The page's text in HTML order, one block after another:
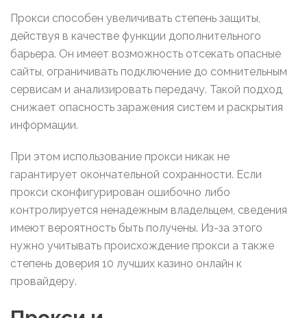
Прокси способен увеличивать степень защиты,
действуя в качестве функции дополнительного
барьера. Он имеет возможность отсекать опасные
сайты, ограничивать подключение до сомнительным
сервисам и анализировать передачу. Такой подход
снижает опасность заражения систем и раскрытия
информации.
При этом использование прокси никак не
гарантирует окончательной сохранности. Если
прокси сконфигурирован ошибочно либо
контролируется ненадежным владельцем, сведения
имеют вероятность быть получены. Из-за этого
нужно учитывать происхождение прокси а также
степень доверия 10 лучших казино онлайн к
провайдеру.